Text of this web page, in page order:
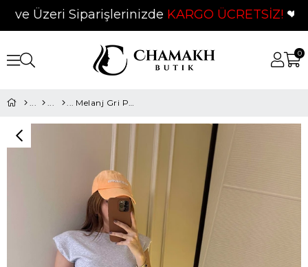
Üzeri SiparişlerinizdeKARGO ÜCRETSİZ! ❤
0
Melanj Gri Pamuk Vatkalı Kolsuz Takım